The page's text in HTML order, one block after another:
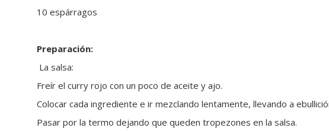
10 espárragos
Preparación:
La salsa:
Freír el curry rojo con un poco de aceite y ajo.
Colocar cada ingrediente e ir mezclando lentamente, llevando a
Pasar por la termo dejando que queden tropezones en la salsa.